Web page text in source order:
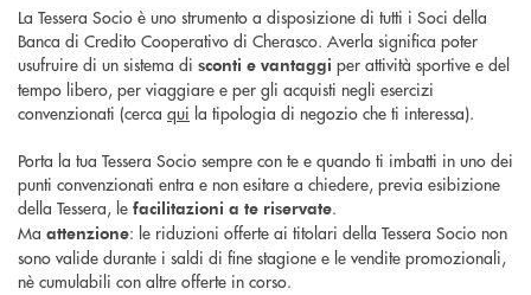
La Tessera Socio è uno strumento a disposizione di tutti i Soci della
Banca di Credito Cooperativo di Cherasco. Averla significa poter
usufruire di un sistema di sconti e vantaggi per attività sportive e del
tempo libero, per viaggiare e per gli acquisti negli esercizi
convenzionati (cerca qui la tipologia di negozio che ti interessa).
Porta la tua Tessera Socio sempre con te e quando ti imbatti in uno dei
punti convenzionati entra e non esitare a chiedere, previa esibizione
della Tessera, le facilitazioni a te riservate.
Ma attenzione: le riduzioni offerte ai titolari della Tessera Socio non
sono valide durante i saldi di fine stagione e le vendite promozionali,
nè cumulabili con altre offerte in corso.